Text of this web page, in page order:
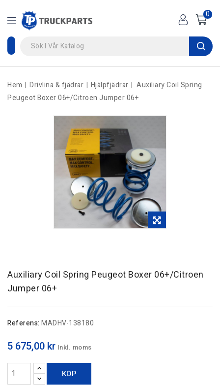
0
Hem Drivlina & fjädrar Hjälpfjädrar
Auxiliary Coil Spring
Peugeot Boxer 06+/Citroen Jumper 06+
Auxiliary Coil Spring Peugeot Boxer 06+/Citroen
Jumper 06+
Referens: MADHV-138180
5 675,00 kr Inkl. moms
KÖP